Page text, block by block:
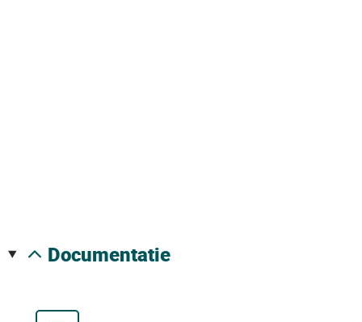
documentatie